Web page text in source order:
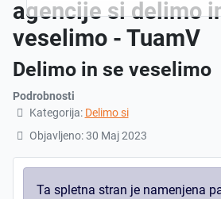
agencije si delimo
veselimo - TuamV
Delimo in se veselimo
Podrobnosti
Kategorija: Delimo si
Objavljeno: 30 Maj 2023
Ta spletna stran je namenjena